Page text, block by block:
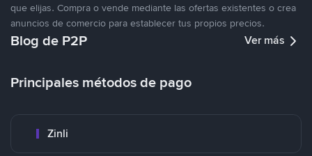
que elijas. Compra o vende mediante las ofertas existentes o crea
anuncios de comercio para establecer tus propios precios.
Blog de P2P Ver más
Principales métodos de pago
Zinli